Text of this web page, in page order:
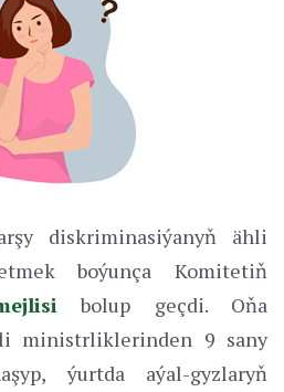
diskriminasiýanyň ähli
boýunça Komitetiň
bolup geçdi. Oňa
ministrliklerinden 9 sany
ýurtda aýal-gyzlaryň